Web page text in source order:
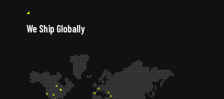
We Ship Globally